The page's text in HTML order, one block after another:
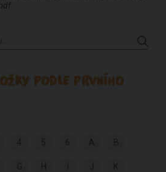
PODLE PRVNÍHO
4 5 6 A B
G H I J K